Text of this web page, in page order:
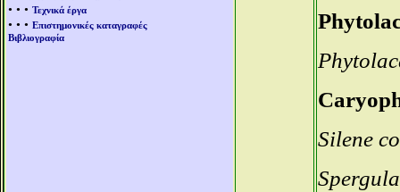
• • • Τεχνικά έργα
• • • Επιστημονικές καταγραφές
Βιβλιογραφία
Silene